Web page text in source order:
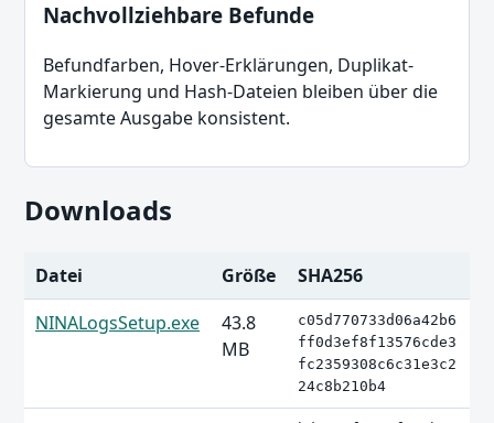
Nachvollziehbare Befunde
Befundfarben, Hover-Erklärungen, Duplikat-
Markierung und Hash-Dateien bleiben über die
gesamte Ausgabe konsistent.
Downloads
Datei Größe
SHA256
NINALogsSetup.exe
43.8
MB
c05d770733d06a42b6
ff0d3ef8f13576cde3
fc2359308c6c31e3c2
24c8b210b4